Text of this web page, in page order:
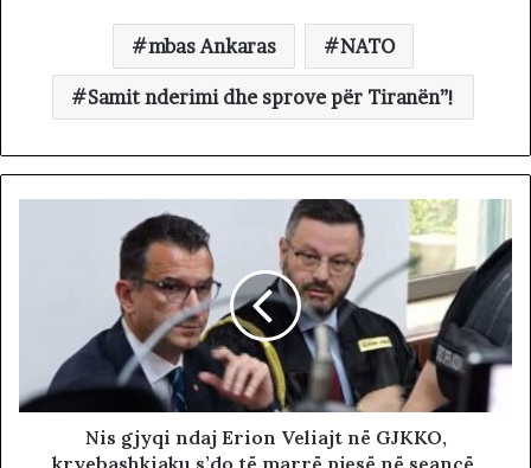
mbas Ankaras NATO
Samit nderimi dhe sprove për Tiranën”!
Nis gjyqi ndaj Erion Veliajt në GJKKO,